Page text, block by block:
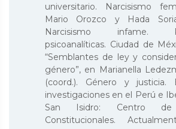
universitario. Narcisismo
Mario Orozco y Hada
Narcisismo infame.
psicoanalíticas. Ciudad de
“Semblantes de ley y
género”, en Marianella
(coord.). Género y justicia.
investigaciones en el Perú e
San Isidro: Centro de
Constitucionales.